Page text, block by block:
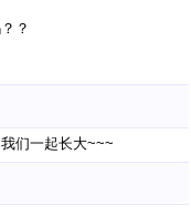
？
们一起长大~~~